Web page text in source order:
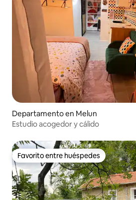
Departamento en Melun
Estudio acogedor y cálido
Favorito entre huéspedes
Favorito entre huéspedes